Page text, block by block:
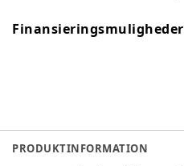
Finansieringsmuligheder
PRODUKTINFORMATION